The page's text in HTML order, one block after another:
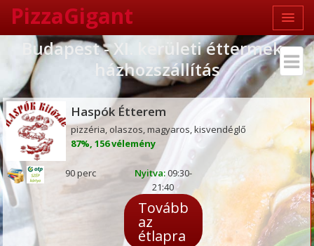
PizzaGigant
Budapest - XI. kerületi éttermek -
házhozszállítás
Haspók Étterem
pizzéria, olaszos, magyaros, kisvendéglő
87%, 156 vélemény
90 perc Nyitva:09:30-
21:40
Tovább
az
étlapra